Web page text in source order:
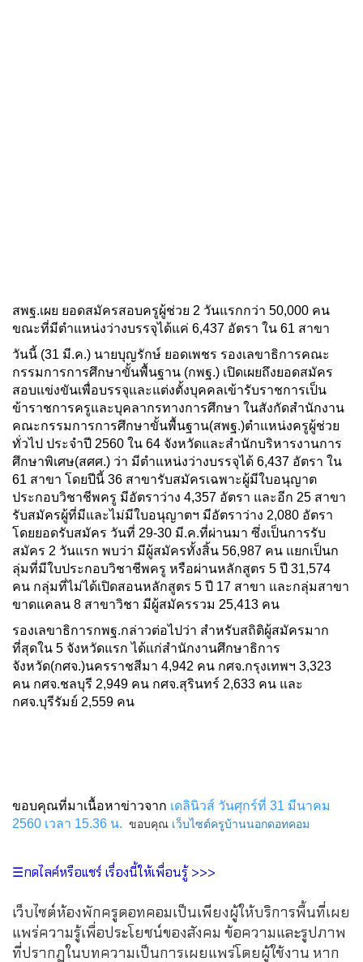
สพฐ.เผย ยอดสมัครสอบครูผู้ช่วย 2 วันแรกกว่า 50,000 คน
ขณะที่มีตำแหน่งว่างบรรจุได้แค่ 6,437 อัตรา ใน 61 สาขา
วันนี้ (31 มี.ค.) นายบุญรักษ์ ยอดเพชร รองเลขาธิการคณะ
กรรมการการศึกษาขั้นพื้นฐาน (กพฐ.) เปิดเผยถึงยอดสมัคร
สอบแข่งขันเพื่อบรรจุและแต่งตั้งบุคคลเข้ารับราชการเป็น
ข้าราชการครูและบุคลากรทางการศึกษา ในสังกัดสำนักงาน
คณะกรรมการการศึกษาขั้นพื้นฐาน(สพฐ.)ตำแหน่งครูผู้ช่วย
ทั่วไป ประจำปี 2560 ใน 64 จังหวัดและสำนักบริหารงานการ
ศึกษาพิเศษ(สศศ.) ว่า มีตำแหน่งว่างบรรจุได้ 6,437 อัตรา ใน
61 สาขา โดยปีนี้ 36 สาขารับสมัครเฉพาะผู้มีใบอนุญาต
ประกอบวิชาชีพครู มีอัตราว่าง 4,357 อัตรา และอีก 25 สาขา
รับสมัครผู้ที่มีและไม่มีใบอนุญาตฯ มีอัตราว่าง 2,080 อัตรา
โดยยอดรับสมัคร วันที่ 29-30 มี.ค.ที่ผ่านมา ซึ่งเป็นการรับ
สมัคร 2 วันแรก พบว่า มีผู้สมัครทั้งสิ้น 56,987 คน แยกเป็นก
ลุ่มที่มีใบประกอบวิชาชีพครู หรือผ่านหลักสูตร 5 ปี 31,574
คน กลุ่มที่ไม่ได้เปิดสอนหลักสูตร 5 ปี 17 สาขา และกลุ่มสาขา
ขาดแคลน 8 สาขาวิชา มีผู้สมัครรวม 25,413 คน
รองเลขาธิการกพฐ.กล่าวต่อไปว่า สำหรับสถิติผู้สมัครมาก
ที่สุดใน 5 จังหวัดแรก ได้แก่สำนักงานศึกษาธิการ
จังหวัด(กศจ.)นครราชสีมา 4,942 คน กศจ.กรุงเทพฯ 3,323
คน กศจ.ชลบุรี 2,949 คน กศจ.สุรินทร์ 2,633 คน และ
กศจ.บุรีรัมย์ 2,559 คน
ขอบคุณที่มาเนื้อหาข่าวจาก เดลินิวส์ วันศุกร์ที่ 31 มีนาคม
2560 เวลา 15.36 น. ขอบคุณ เว็บไซต์ครูบ้านนอกดอทคอม
☰กดไลค์หรือแชร์ เรื่องนี้ให้เพื่อนรู้ >>>
เว็บไซต์ห้องพักครูดอทคอมเป็นเพียงผู้ให้บริการพื้นที่เผย
แพร่ความรู้เพื่อประโยชน์ของสังคม ข้อความและรูปภาพ
ที่ปรากฏในบทความเป็นการเผยแพร่โดยผู้ใช้งาน หาก